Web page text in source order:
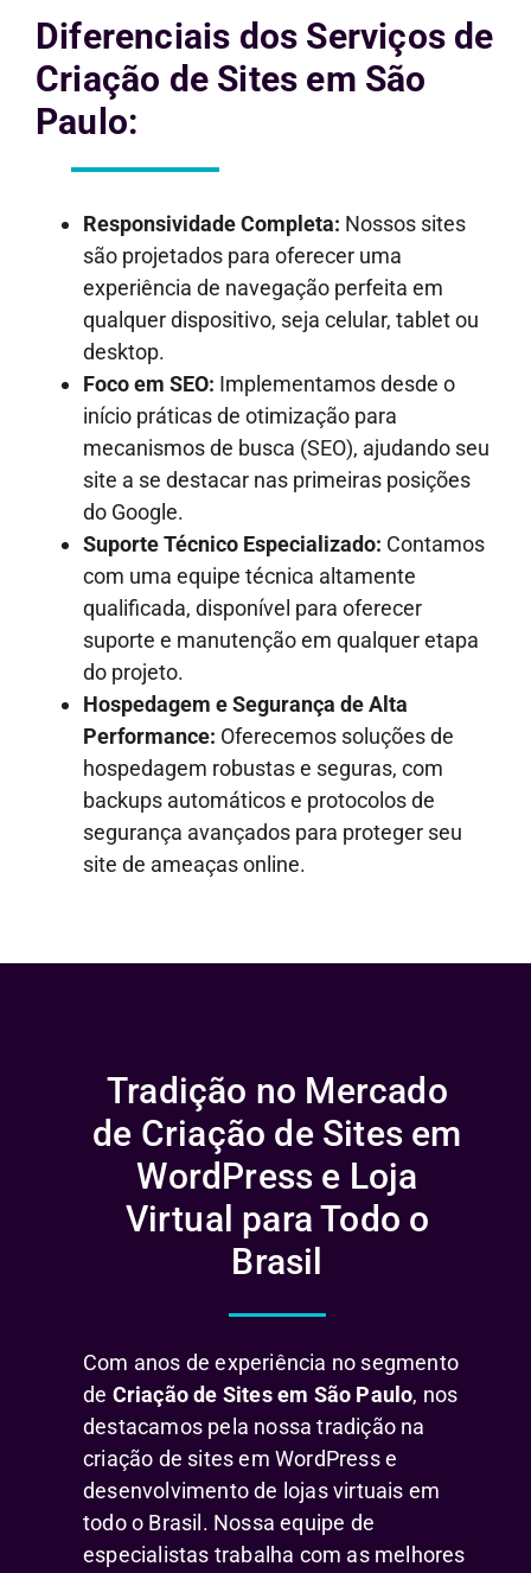
Diferenciais dos Serviços de
Criação de Sites em São
Paulo:
Responsividade Completa: Nossos sites
são projetados para oferecer uma
experiência de navegação perfeita em
qualquer dispositivo, seja celular, tablet ou
desktop.
Foco em SEO: Implementamos desde o
início práticas de otimização para
mecanismos de busca (SEO), ajudando seu
site a se destacar nas primeiras posições
do Google.
Suporte Técnico Especializado: Contamos
com uma equipe técnica altamente
qualificada, disponível para oferecer
suporte e manutenção em qualquer etapa
do projeto.
Hospedagem e Segurança de Alta
Performance: Oferecemos soluções de
hospedagem robustas e seguras, com
backups automáticos e protocolos de
segurança avançados para proteger seu
site de ameaças online.
Tradição no Mercado
de Criação de Sites em
WordPress e Loja
Virtual para Todo o
Brasil
Com anos de experiência no segmento
de Criação de Sites em São Paulo, nos
destacamos pela nossa tradição na
criação de sites em WordPress e
desenvolvimento de lojas virtuais em
todo o Brasil. Nossa equipe de
especialistas trabalha com as melhores